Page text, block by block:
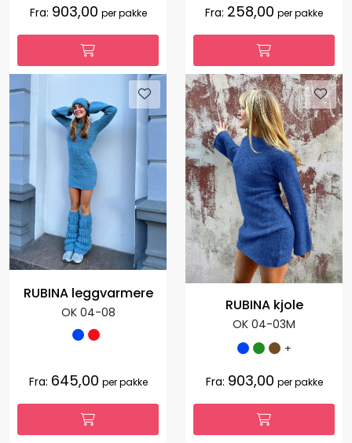
Fra: 903,00 per pakke Fra: 258,00 per pakke
RUBINA leggvarmere
OK 04-08
Fra: 645,00 per pakke
RUBINA kjole
OK 04-03M
+
Fra: 903,00 per pakke